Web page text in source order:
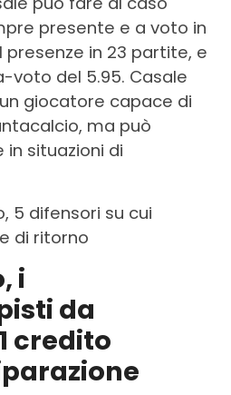
presente e a voto in
presenze in 23 partite, e
voto del 5.95. Casale
giocatore capace di
ma può
situazioni di
5 difensori su cui
di ritorno
i
da
credito